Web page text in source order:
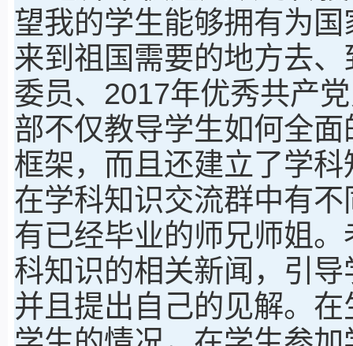
望我的学生能够拥有为
来到祖国需要的地方去
委员、2017年优秀共产
部不仅教导学生如何全
框架，而且还建立了学
在学科知识交流群中有
有已经毕业的师兄师姐
科知识的相关新闻，引
并且提出自己的见解。